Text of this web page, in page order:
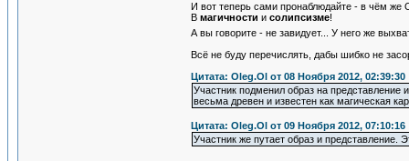
И вот теперь сами пронаблюдайте - в чём же
В магичности и солипсизме!
А вы говорите - не завидует... У него же
Всё не буду перечислять, дабы шибко не
Цитата: Oleg.Ol от 08 Ноября 2012, 02:39:30
Участник подменил образ на представление
весьма древен и известен как магическая
Цитата: Oleg.Ol от 09 Ноября 2012, 07:10:16
Участник же путает образ и представление.